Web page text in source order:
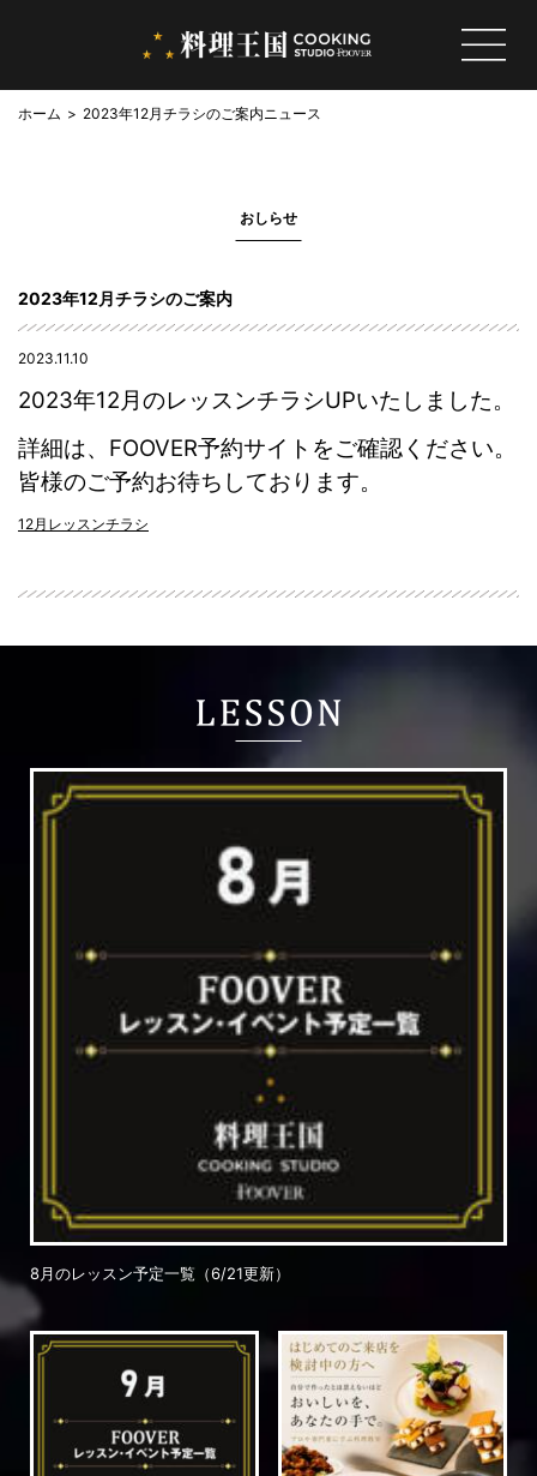
ホーム ニュース
2023年12月チラシのご案内
おしらせ
2023年12月チラシのご案内
2023.11.10
2023年12月のレッスンチラシUPいたしました。
詳細は、FOOVER予約サイトをご確認ください。
皆様のご予約お待ちしております。
12月レッスンチラシ
8月のレッスン予定一覧（6/21更新）